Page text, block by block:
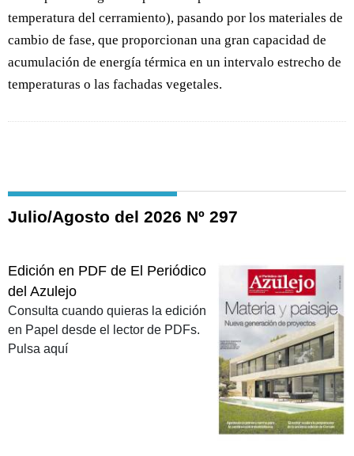
temperatura del cerramiento), pasando por los materiales de
cambio de fase, que proporcionan una gran capacidad de
acumulación de energía térmica en un intervalo estrecho de
temperaturas o las fachadas vegetales.
Julio/Agosto del 2026 Nº 297
Edición en PDF de El Periódico
del Azulejo
Consulta cuando quieras la edición
en Papel desde el lector de PDFs.
Pulsa aquí